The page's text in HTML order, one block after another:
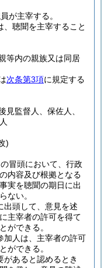
が主宰する。
聴聞を主宰すること
等内の親族又は同居
次条第3項に規定する
見監督人、保佐人、
)
冒頭において、行政
内容及び根拠となる
実を聴聞の期日に出
ない。
出頭して、意見を述
主宰者の許可を得て
ができる。
加人は、主宰者の許可
ができる。
があると認めるとき